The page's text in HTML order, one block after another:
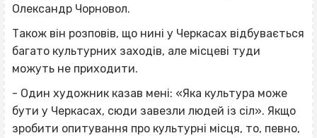
Олександр Чорновол.
Також він розповів, що нині у Черкасах відбувається
багато культурних заходів, але місцеві туди
можуть не приходити.
- Один художник казав мені: «Яка культура може
бути у Черкасах, сюди завезли людей із сіл». Якщо
зробити опитування про культурні місця, то, певно,